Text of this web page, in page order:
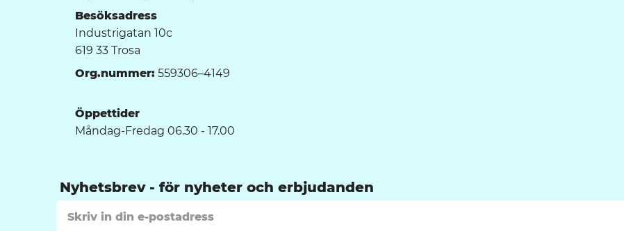
Besöksadress
Industrigatan 10c
619 33 Trosa
Org.nummer: 559306–4149
Öppettider
Måndag-Fredag 06.30 - 17.00
Nyhetsbrev